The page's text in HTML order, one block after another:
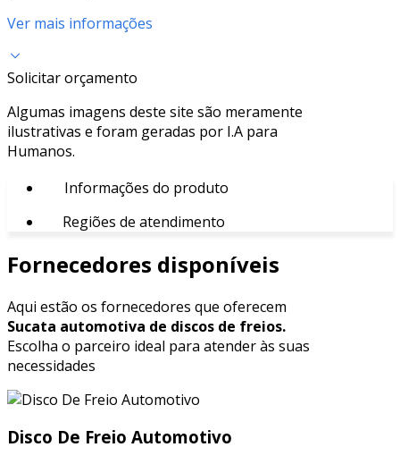
Ver mais informações
Solicitar orçamento
Algumas imagens deste site são meramente
ilustrativas e foram geradas por I.A para
Humanos.
Informações do produto
Regiões de atendimento
Fornecedores disponíveis
Aqui estão os fornecedores que oferecem
Sucata automotiva de discos de freios.
Escolha o parceiro ideal para atender às suas
necessidades
Disco De Freio Automotivo